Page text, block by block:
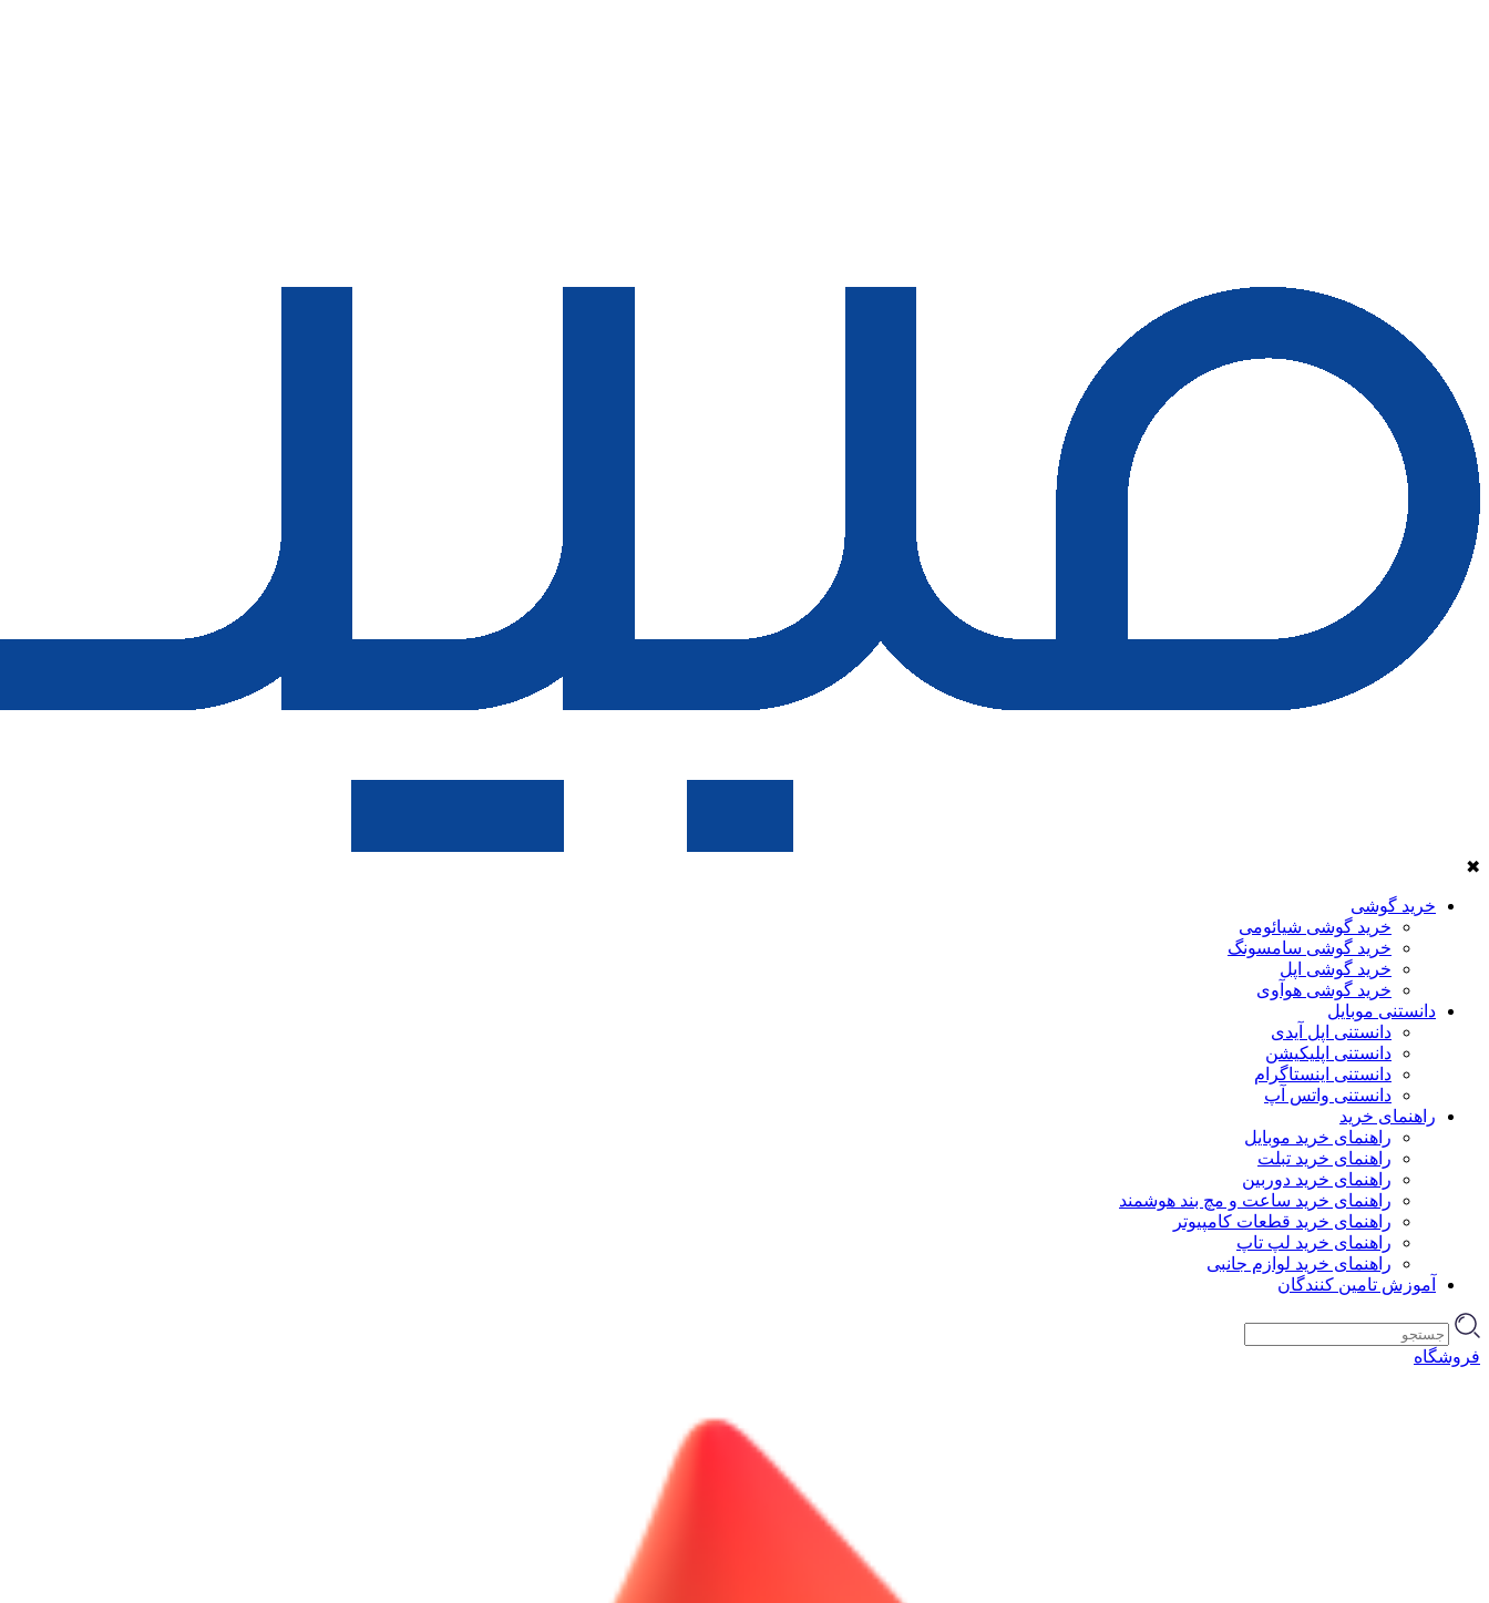
✖
خرید گوشی
خرید گوشی شیائومی
خرید گوشی سامسونگ
خرید گوشی اپل
خرید گوشی هوآوی
دانستنی موبایل
دانستنی اپل آیدی
دانستنی اپلیکیشن
دانستنی اینستاگرام
دانستنی واتس آپ
راهنمای خرید
راهنمای خرید موبایل
راهنمای خرید تبلت
راهنمای خرید دوربین
راهنمای خرید ساعت و مچ بند هوشمند
راهنمای خرید قطعات کامپیوتر
راهنمای خرید لپ تاپ
راهنمای خرید لوازم جانبی
آموزش تامین کنندگان
فروشگاه